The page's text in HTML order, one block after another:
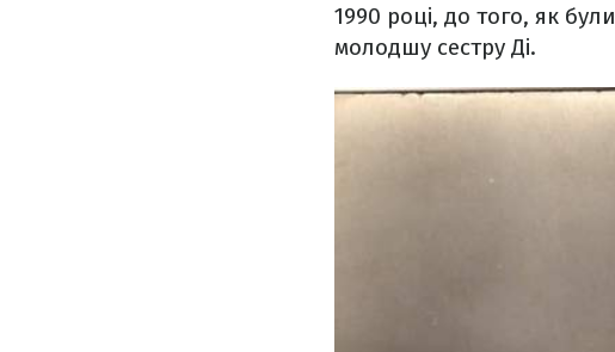
1990 році, до того, як
молодшу сестру Ді.